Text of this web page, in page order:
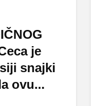
je
snajki
ovu...